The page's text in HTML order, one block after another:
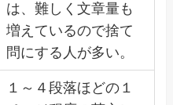
は、難しく文章量も
増えているので捨て
問にする人が多い。
１～４段落ほどの１